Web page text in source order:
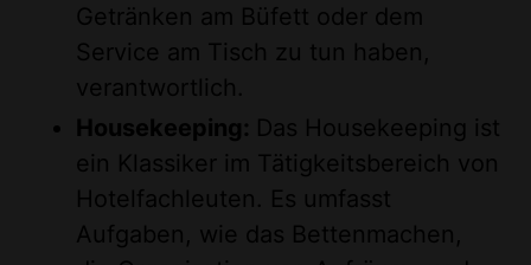
Getränken am Büfett oder dem
Service am Tisch zu tun haben,
verantwortlich.
Housekeeping: Das Housekeeping ist
ein Klassiker im Tätigkeitsbereich von
Hotelfachleuten. Es umfasst
Aufgaben, wie das Bettenmachen,